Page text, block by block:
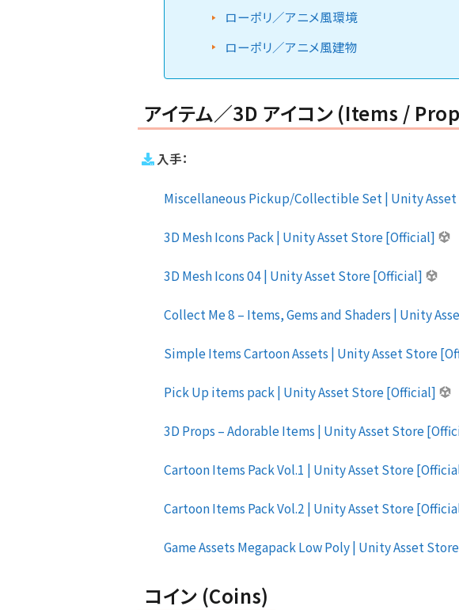
ローポリ／アニメ風環境
ローポリ／アニメ風建物
アイテム／3D アイコン (Items /
入手：
Miscellaneous Pickup/Collectible Set | Unity
3D Mesh Icons Pack | Unity Asset Store [Official]
3D Mesh Icons 04 | Unity Asset Store [Official]
Collect Me 8 – Items, Gems and Shaders | Unity
Simple Items Cartoon Assets | Unity Asset Store
Pick Up items pack | Unity Asset Store [Official]
3D Props – Adorable Items | Unity Asset Store
Cartoon Items Pack Vol.1 | Unity Asset Store
Cartoon Items Pack Vol.2 | Unity Asset Store
Game Assets Megapack Low Poly | Unity Asset
コイン (Coins)